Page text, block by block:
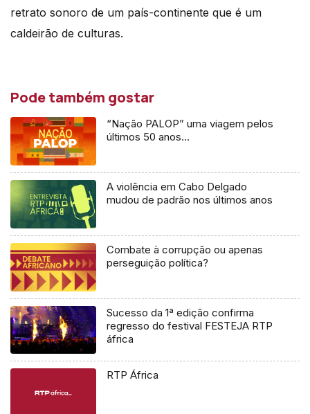
retrato sonoro de um país-continente que é um
caldeirão de culturas.
Pode também gostar
“Nação PALOP” uma viagem pelos
últimos 50 anos…
A violência em Cabo Delgado
mudou de padrão nos últimos anos
Combate à corrupção ou apenas
perseguição política?
Sucesso da 1ª edição confirma
regresso do festival FESTEJA RTP
áfrica
RTP África